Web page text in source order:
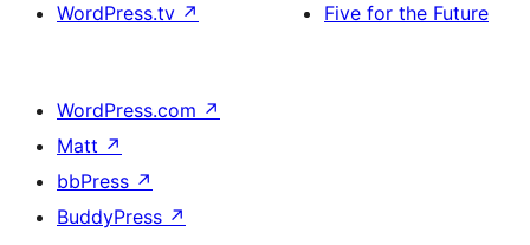
WordPress.tv ↗
Five for the Future
WordPress.com ↗
Matt ↗
bbPress ↗
BuddyPress ↗